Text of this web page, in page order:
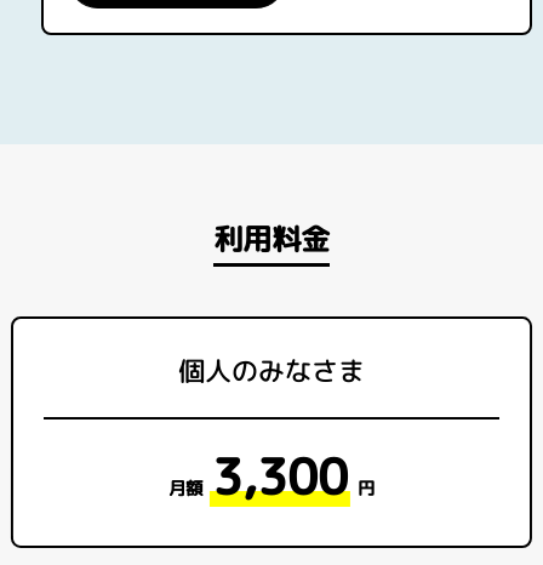
利用料金
個人のみなさま
月額 3,300 円